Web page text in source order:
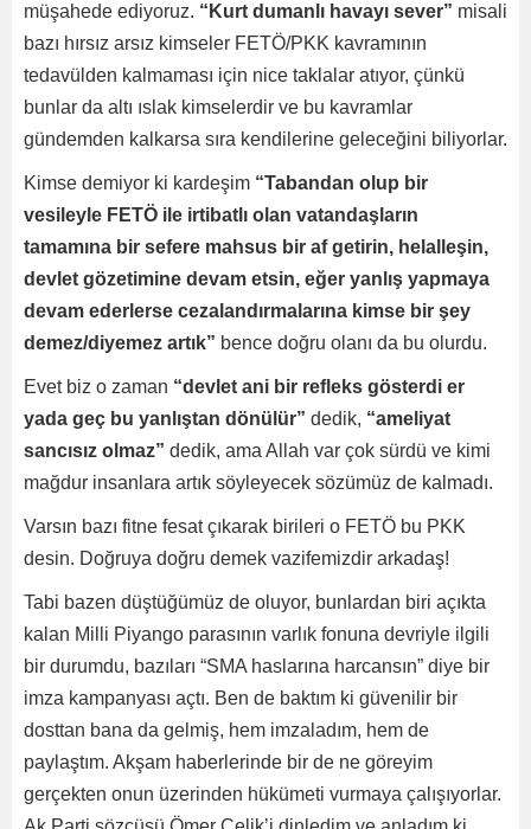
müşahede ediyoruz. “Kurt dumanlı havayı sever” misali
bazı hırsız arsız kimseler FETÖ/PKK kavramının
tedavülden kalmaması için nice taklalar atıyor, çünkü
bunlar da altı ıslak kimselerdir ve bu kavramlar
gündemden kalkarsa sıra kendilerine geleceğini biliyorlar.
Kimse demiyor ki kardeşim “Tabandan olup bir
vesileyle FETÖ ile irtibatlı olan vatandaşların
tamamına bir sefere mahsus bir af getirin, helalleşin,
devlet gözetimine devam etsin, eğer yanlış yapmaya
devam ederlerse cezalandırmalarına kimse bir şey
demez/diyemez artık” bence doğru olanı da bu olurdu.
Evet biz o zaman “devlet ani bir refleks gösterdi er
yada geç bu yanlıştan dönülür” dedik, “ameliyat
sancısız olmaz” dedik, ama Allah var çok sürdü ve kimi
mağdur insanlara artık söyleyecek sözümüz de kalmadı.
Varsın bazı fitne fesat çıkarak birileri o FETÖ bu PKK
desin. Doğruya doğru demek vazifemizdir arkadaş!
Tabi bazen düştüğümüz de oluyor, bunlardan biri açıkta
kalan Milli Piyango parasının varlık fonuna devriyle ilgili
bir durumdu, bazıları “SMA haslarına harcansın” diye bir
imza kampanyası açtı. Ben de baktım ki güvenilir bir
dosttan bana da gelmiş, hem imzaladım, hem de
paylaştım. Akşam haberlerinde bir de ne göreyim
gerçekten onun üzerinden hükümeti vurmaya çalışıyorlar.